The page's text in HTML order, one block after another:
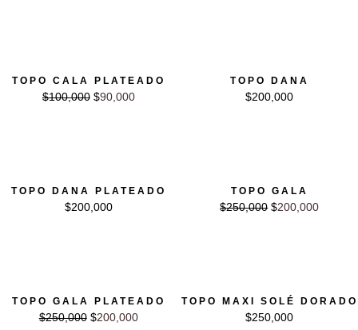
TOPO CALA PLATEADO
$100,000 $90,000
TOPO DANA
$200,000
TOPO DANA PLATEADO
$200,000
TOPO GALA
$250,000 $200,000
TOPO GALA PLATEADO
$250,000 $200,000
TOPO MAXI SOLÉ DORADO
$250,000